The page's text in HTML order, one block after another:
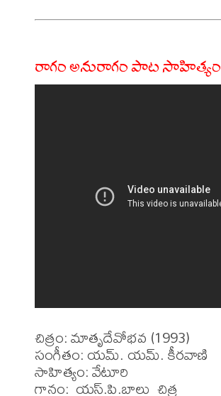
రాగం అనురాగం పాట సాహిత్యం
చిత్రం: మాతృదేవోభవ (1993)
సంగీతం: యమ్. యమ్. కీరవాణి
సాహిత్యం: వేటూరి
గానం:  యస్.పి.బాలు  చిత్ర